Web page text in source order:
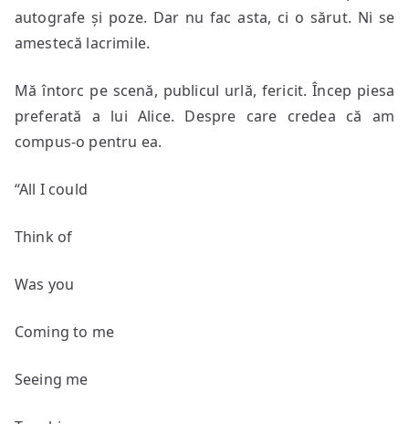
autografe și poze. Dar nu fac asta, ci o sărut. Ni se
amestecă lacrimile.
Mă întorc pe scenă, publicul urlă, fericit. Încep piesa
preferată a lui Alice. Despre care credea că am
compus-o pentru ea.
“All I could
Think of
Was you
Coming to me
Seeing me